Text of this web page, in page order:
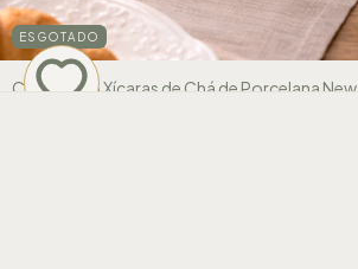
ESGOTADO
Conjunto 6 Xícaras de Chá de Porcelana New